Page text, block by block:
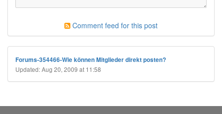
Comment feed for this post
Forums-354466-Wie können Mitglieder direkt posten?
Updated: Aug 20, 2009 at 11:58